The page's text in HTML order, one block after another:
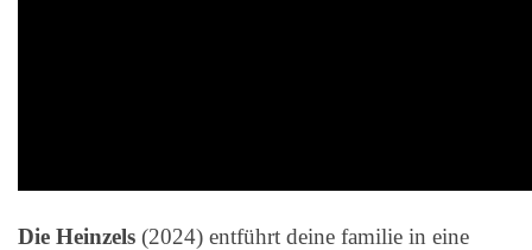
Die Heinzels (2024) entführt deine familie in eine